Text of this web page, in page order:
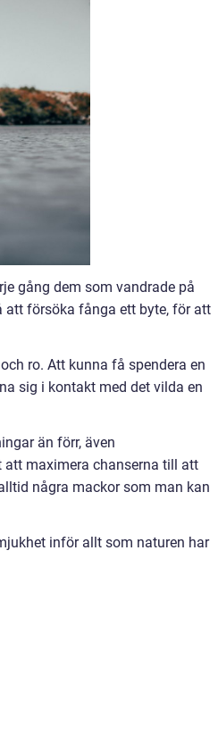
gång dem som vandrade på
att försöka fånga ett byte, för att
ro. Att kunna få spendera en
sig i kontakt med det vilda en
än förr, även
maximera chanserna till att
några mackor som man kan
inför allt som naturen har